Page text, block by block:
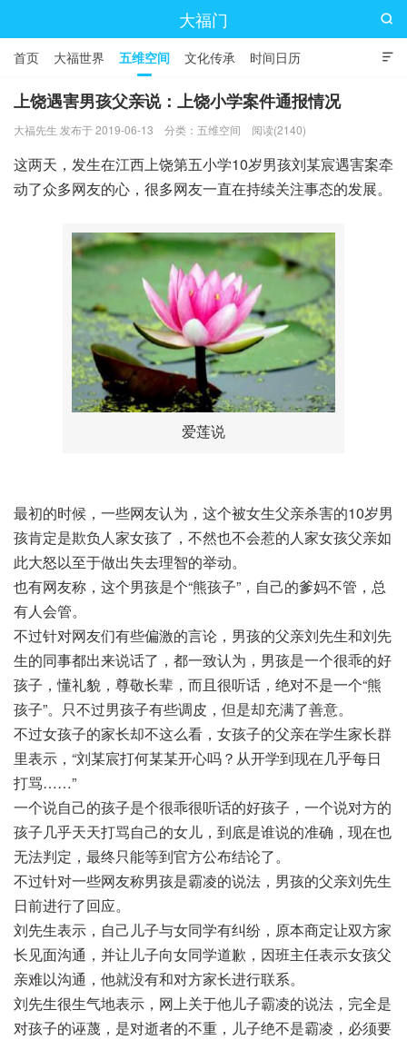
大福门

首页 大福世界 五维空间 文化传承 时间日历

上饶遇害男孩父亲说：上饶小学案件通报情况
大福先生 发布于 2019-06-13 分类： 五维空间 阅读(2140)
这两天，发生在江西上饶第五小学10岁男孩刘某宸遇害案牵
动了众多网友的心，很多网友一直在持续关注事态的发展。
爱莲说
最初的时候，一些网友认为，这个被女生父亲杀害的10岁男
孩肯定是欺负人家女孩了，不然也不会惹的人家女孩父亲如
此大怒以至于做出失去理智的举动。
也有网友称，这个男孩是个“熊孩子”，自己的爹妈不管，总
有人会管。
不过针对网友们有些偏激的言论，男孩的父亲刘先生和刘先
生的同事都出来说话了，都一致认为，男孩是一个很乖的好
孩子，懂礼貌，尊敬长辈，而且很听话，绝对不是一个“熊
孩子”。只不过男孩子有些调皮，但是却充满了善意。
不过女孩子的家长却不这么看，女孩子的父亲在学生家长群
里表示，“刘某宸打何某某开心吗？从开学到现在几乎每日
打骂……”
一个说自己的孩子是个很乖很听话的好孩子，一个说对方的
孩子几乎天天打骂自己的女儿，到底是谁说的准确，现在也
无法判定，最终只能等到官方公布结论了。
不过针对一些网友称男孩是霸凌的说法，男孩的父亲刘先生
日前进行了回应。
刘先生表示，自己儿子与女同学有纠纷，原本商定让双方家
长见面沟通，并让儿子向女同学道歉，因班主任表示女孩父
亲难以沟通，他就没有和对方家长进行联系。
刘先生很生气地表示，网上关于他儿子霸凌的说法，完全是
对孩子的诬蔑，是对逝者的不重，儿子绝不是霸凌，必须要